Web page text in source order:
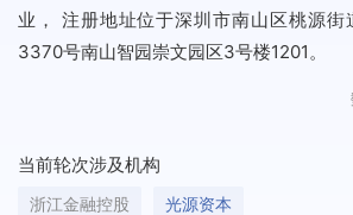
业， 注册地址位于深圳市南山区桃源街
3370号南山智园崇文园区3号楼1201。
当前轮次涉及机构
浙江金融控股 光源资本